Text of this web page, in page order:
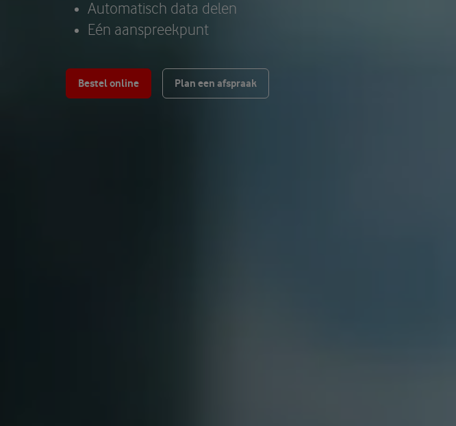
Automatisch data delen
Eén aanspreekpunt
Bestel online Plan een afspraak